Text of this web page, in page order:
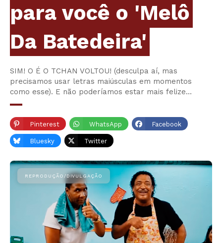
para você o 'Melô
Da Batedeira'
SIM! O É O TCHAN VOLTOU! (desculpa aí, mas
precisamos usar letras maiúsculas em momentos
como esse). E não poderíamos estar mais felize…
Pinterest WhatsApp Facebook
Bluesky Twitter